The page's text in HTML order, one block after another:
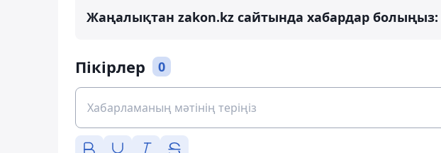
Жаңалықтан zakon.kz сайтында хабардар болыңыз:
Пікірлер 0